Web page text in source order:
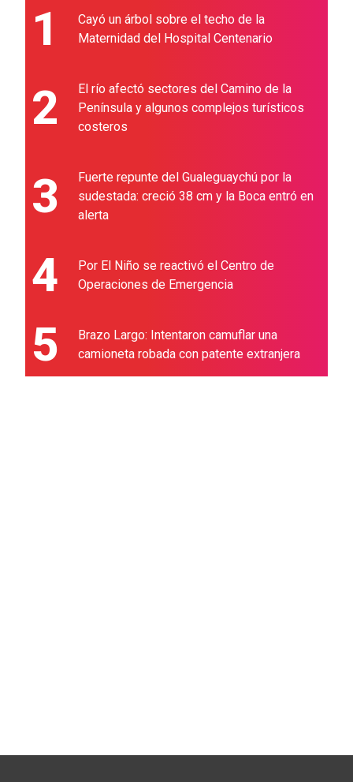
1
Cayó un árbol sobre el techo de la
Maternidad del Hospital Centenario
2
El río afectó sectores del Camino de la
Península y algunos complejos turísticos
costeros
3
Fuerte repunte del Gualeguaychú por la
sudestada: creció 38 cm y la Boca entró en
alerta
4
Por El Niño se reactivó el Centro de
Operaciones de Emergencia
5
Brazo Largo: Intentaron camuflar una
camioneta robada con patente extranjera